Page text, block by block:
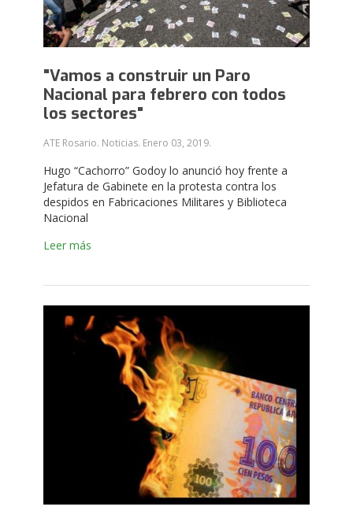
"Vamos a construir un Paro
Nacional para febrero con todos
los sectores"
ATE Rosario. Noticias. Enero 03, 2019.
Hugo “Cachorro” Godoy lo anunció hoy frente a
Jefatura de Gabinete en la protesta contra los
despidos en Fabricaciones Militares y Biblioteca
Nacional
Leer más